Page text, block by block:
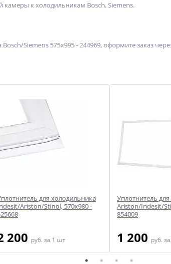
камеры к холодильникам Bosch, Siemens.
Siemens 575x995 - 244969, оформите заказ
для холодильника
Ariston/Stinol, 570х980 -
200 руб. за 1 шт
Уплотнитель
Ariston/Indesit/
854009
1 200 руб.